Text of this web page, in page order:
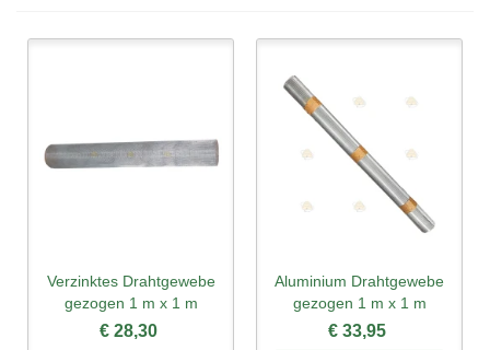
Verzinktes Drahtgewebe
gezogen 1 m x 1 m
€ 28,30
Aluminium Drahtgewebe
gezogen 1 m x 1 m
€ 33,95